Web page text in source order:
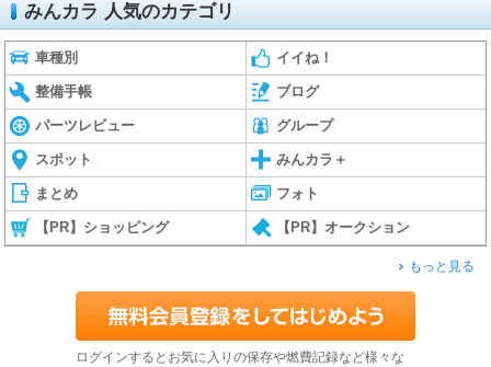
みんカラ 人気のカテゴリ
車種別 イイね！
整備手帳 ブログ
パーツレビュー グループ
スポット みんカラ＋
まとめ フォト
【PR】ショッピング 【PR】オークション
もっと見る
ログインするとお気に入りの保存や燃費記録など様々な